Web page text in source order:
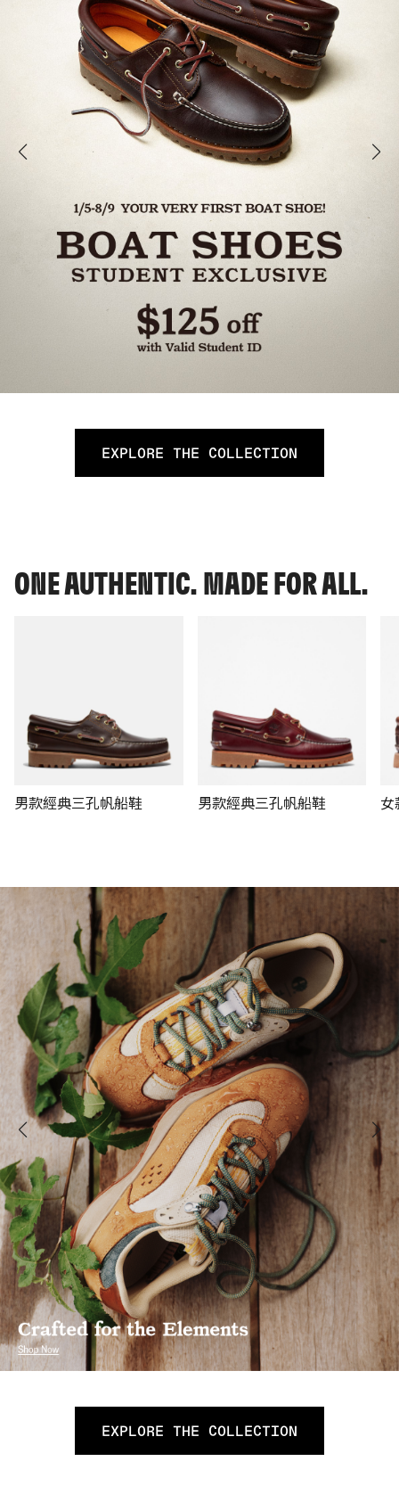
EXPLORE THE COLLECTION
ONE AUTHENTIC. MADE FOR ALL.
男款經典三孔帆船鞋 男款經典三孔帆船鞋 女
EXPLORE THE COLLECTION